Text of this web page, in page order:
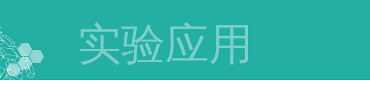
实验应用